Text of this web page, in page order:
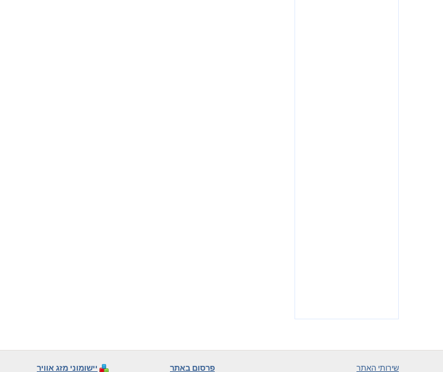
שירותי האתר פרסום באתר יישומוני מזג אוויר